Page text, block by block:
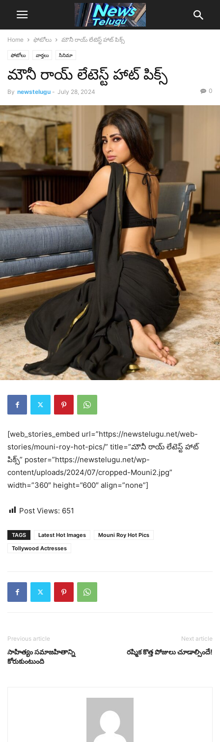
Home ఫోటోలు మౌనీ రాయ్ లేటెస్ట్ హాట్ పిక్స్‌
ఫోటోలు వార్తలు సినిమా
మౌనీ రాయ్ లేటెస్ట్ హాట్ పిక్స్‌
By newstelugu - July 28, 2024 0
[web_stories_embed url=”https://newstelugu.net/web-
stories/mouni-roy-hot-pics/” title=”మౌనీ రాయ్ లేటెస్ట్ హాట్
పిక్స్‌” poster=”https://newstelugu.net/wp-
content/uploads/2024/07/cropped-Mouni2.jpg”
width=”360″ height=”600″ align=”none”]
Post Views: 651
TAGS Latest Hot Images
Mouni Roy Hot Pics
Tollywood Actresses
Previous article
సాహిత్యం సమాజహితాన్ని
కోరుకుంటుంది
Next article
ర‌ష్మిక కొత్త పోజులు చూడాల్సిందే!